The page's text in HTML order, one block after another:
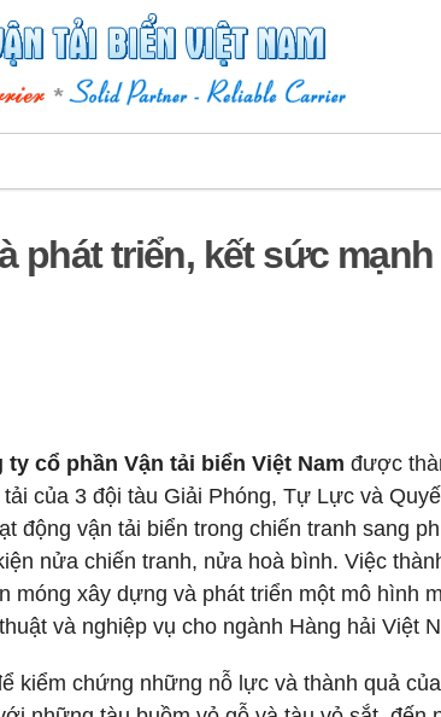
phát triển, kết sức
ty cổ phần Vận tải biển Việt Nam được
của 3 đội tàu Giải Phóng, Tự Lực và
động vận tải biển trong chiến tranh sang
nửa chiến tranh, nửa hoà bình. Việc
móng xây dựng và phát triển một mô hình
và nghiệp vụ cho ngành Hàng hải Việt
kiểm chứng những nỗ lực và thành quả